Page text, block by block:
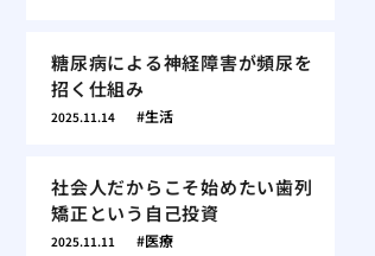
糖尿病による神経障害が頻尿を
招く仕組み
2025.11.14 生活
社会人だからこそ始めたい歯列
矯正という自己投資
2025.11.11 医療